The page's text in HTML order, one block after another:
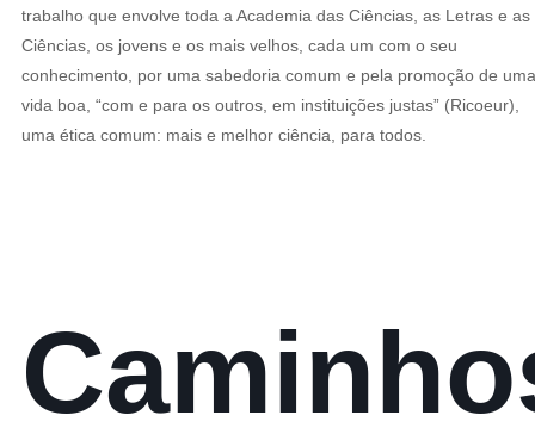
trabalho que envolve toda a Academia das Ciências, as Letras e as
Ciências, os jovens e os mais velhos, cada um com o seu
conhecimento, por uma sabedoria comum e pela promoção de uma
vida boa, “com e para os outros, em instituições justas” (Ricoeur),
uma ética comum: mais e melhor ciência, para todos.